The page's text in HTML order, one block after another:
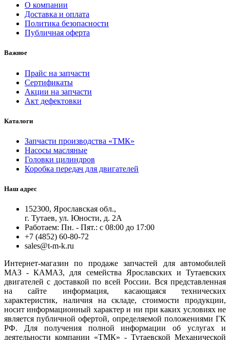
О компании
Доставка и оплата
Политика безопасности
Публичная оферта
Важное
Прайс на запчасти
Сертификаты
Акции на запчасти
Акт дефектовки
Каталоги
Запчасти производства «ТМК»
Насосы масляные
Головки цилиндров
Коробка передач для двигателей
Наш адрес
152300, Ярославская обл.,
г. Тутаев, ул. Юности, д. 2А
Работаем: Пн. - Пят.: с 08:00 до 17:00
+7 (4852) 60-80-72
sales@t-m-k.ru
Интернет-магазин по продаже запчастей для автомобилей
МАЗ - КАМАЗ, для семейства Ярославских и Тутаевских
двигателей с доставкой по всей России. Вся представленная
на сайте информация, касающаяся технических
характеристик, наличия на складе, стоимости продукции,
носит информационный характер и ни при каких условиях не
является публичной офертой, определяемой положениями ГК
РФ. Для получения полной информации об услугах и
деятельности компании «ТМК» - Тутаевской Механической